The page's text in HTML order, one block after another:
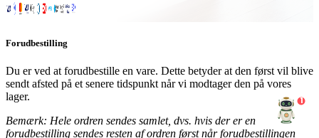
Forudbestilling
Du er ved at forudbestille en vare. Dette betyder at den først vil blive
sendt afsted på et senere tidspunkt når vi modtager den på vores
lager.
Bemærk: Hele ordren sendes samlet, dvs. hvis der er en
forudbestilling sendes resten af ordren først når forudbestillingen
1